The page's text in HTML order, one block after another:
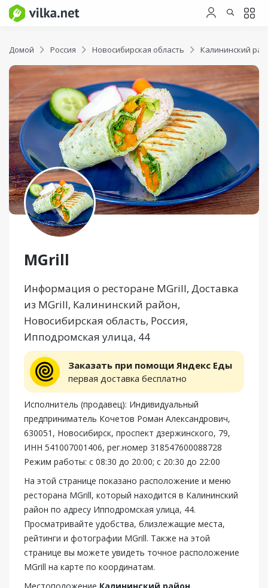
Домой Россия Новосибирская область Калининский
MGrill
Информация о ресторане MGrill, Доставка
из MGrill, Калининский район,
Новосибирская область, Россия,
Ипподромская улица, 44
Заказать при помощи Яндекс Еды
первая доставка бесплатно
Исполнитель (продавец): Индивидуальный
предприниматель Кочетов Роман Александрович,
630051, Новосибирск, проспект дзержинского, 79,
ИНН 541007001406, рег.номер 318547600088728
Режим работы: с 08:30 до 20:00; с 20:30 до 22:00
На этой странице показано расположение и меню
ресторана MGrill, который находится в Калининский
район по адресу Ипподромская улица, 44.
Просматривайте удобства, близлежащие места,
рейтинги и фотографии MGrill. Также на этой
странице вы можете увидеть точное расположение
MGrill на карте по координатам.